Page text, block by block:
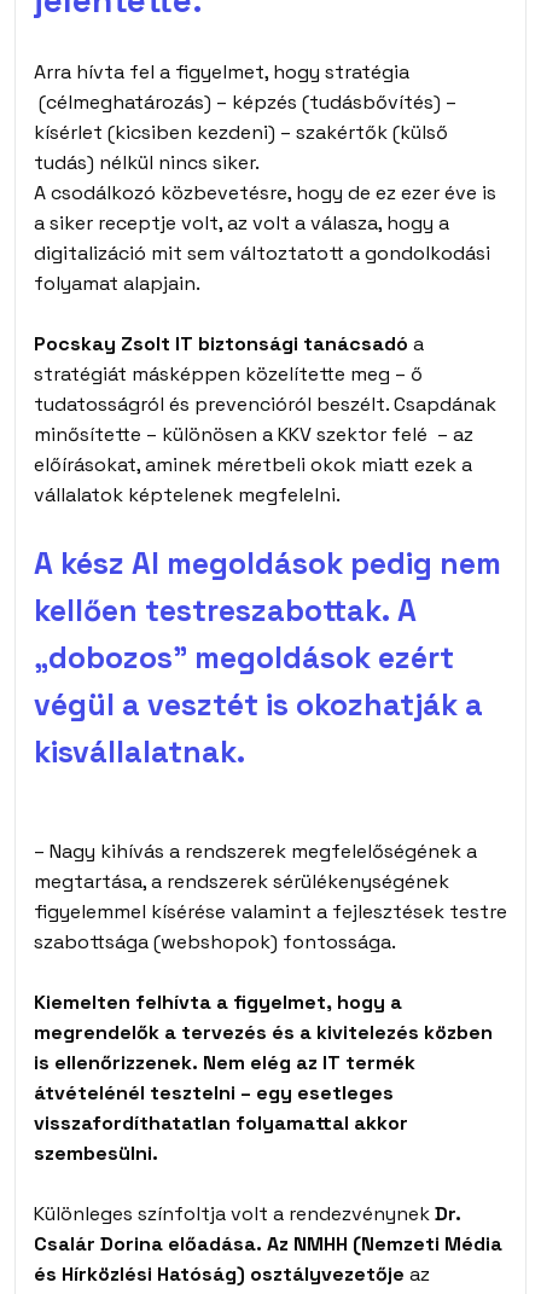
Arra hívta fel a figyelmet, hogy stratégia
(célmeghatározás) – képzés (tudásbővítés) –
kísérlet (kicsiben kezdeni) – szakértők (külső
tudás) nélkül nincs siker.
A csodálkozó közbevetésre, hogy de ez ezer éve is
a siker receptje volt, az volt a válasza, hogy a
digitalizáció mit sem változtatott a gondolkodási
folyamat alapjain.
Pocskay Zsolt IT biztonsági tanácsadó a
stratégiát másképpen közelítette meg – ő
tudatosságról és prevencióról beszélt. Csapdának
minősítette – különösen a KKV szektor felé – az
előírásokat, aminek méretbeli okok miatt ezek a
vállalatok képtelenek megfelelni.
A kész AI megoldások pedig nem
kellően testreszabottak. A
„dobozos” megoldások ezért
végül a vesztét is okozhatják a
kisvállalatnak.
– Nagy kihívás a rendszerek megfelelőségének a
megtartása, a rendszerek sérülékenységének
figyelemmel kísérése valamint a fejlesztések testre
szabottsága (webshopok) fontossága.
Kiemelten felhívta a figyelmet, hogy a
megrendelők a tervezés és a kivitelezés közben
is ellenőrizzenek. Nem elég az IT termék
átvételénél tesztelni – egy esetleges
visszafordíthatatlan folyamattal akkor
szembesülni.
Különleges színfoltja volt a rendezvénynekDr.
Csalár Dorina előadása. Az NMHH (Nemzeti Média
és Hírközlési Hatóság) osztályvezetője az